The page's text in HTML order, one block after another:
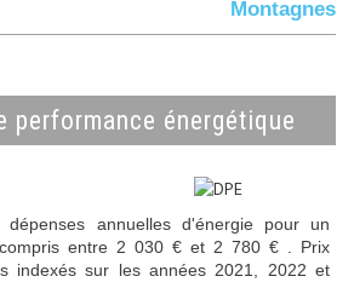
Montagnes
performance énergétique
dépenses annuelles d'énergie pour un
entre 2 030 € et 2 780 € . Prix
indexés sur les années 2021, 2022 et